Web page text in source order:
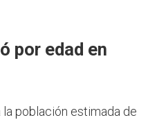
por edad en
población estimada de